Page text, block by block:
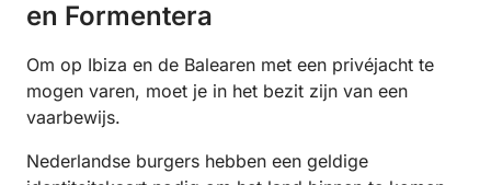
en Formentera
Om op Ibiza en de Balearen met een privéjacht te
mogen varen, moet je in het bezit zijn van een
vaarbewijs.
Nederlandse burgers hebben een geldige